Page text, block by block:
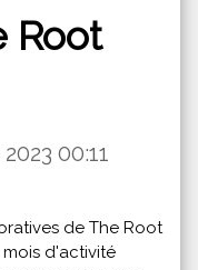
Root
00:11
de The Root
d'activité